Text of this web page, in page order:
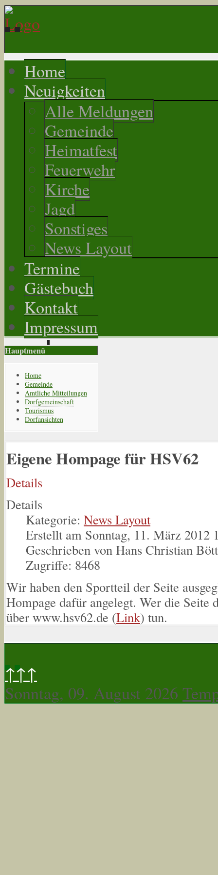
Home
Neuigkeiten
Alle Meldungen
Gemeinde
Heimatfest
Feuerwehr
Kirche
Jagd
Sonstiges
News Layout
Termine
Gästebuch
Kontakt
Impressum
Hauptmenü
Home
Gemeinde
Amtliche Mitteilungen
Dorfgemeinschaft
Tourismus
Dorfansichten
Eigene Hompage für HSV62
Details
Details
Kategorie: News Layout
Erstellt am Sonntag, 11. März 2012
Geschrieben von Hans Christian
Zugriffe: 8468
Wir haben den Sportteil der Seite
Hompage dafür angelegt. Wer die
über www.hsv62.de (Link) tun.
↑↑↑
Sonntag, 09. August 2026